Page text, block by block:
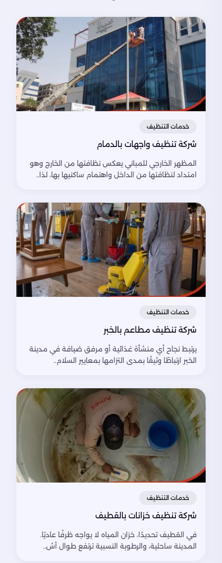
خدمات التنظيف
شركة تنظيف واجهات بالدمام
المظهر الخارجي للمباني يعكس نظافتها من الخارج وهو
امتداد لنظافتها من الداخل واهتمام ساكنيها بها، لذا..
خدمات التنظيف
شركة تنظيف مطاعم بالخبر
يرتبط نجاح أي منشأة غذائية أو مرفق ضيافة في مدينة
الخبر ارتباطًا وثيقًا بمدى التزامها بمعايير السلام..
خدمات التنظيف
شركة تنظيف خزانات بالقطيف
في القطيف تحديدًا، خزان المياه لا يواجه ظرفًا عاديًا.
المدينة ساحلية، والرطوبة النسبية ترتفع طوال أش..